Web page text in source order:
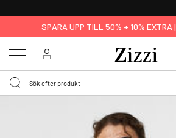
SPARA UPP TILL 50% + 10% EXTRA |
Menu